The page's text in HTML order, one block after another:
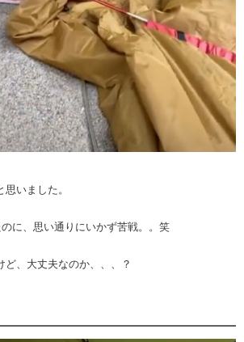
いました。
に、思い通りにいかず苦戦。。笑
ど、大丈夫なのか、、、？